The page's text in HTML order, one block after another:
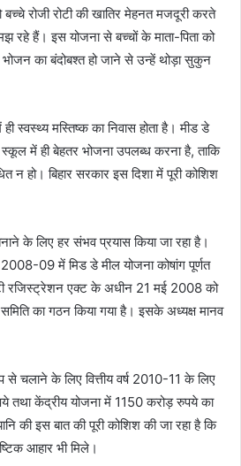
बच्चे रोजी रोटी की खातिर मेहनत मजदूरी करते
हैं। इस योजना से बच्चों के माता-पिता को
भोजन का बंदोबश्त हो जाने से उन्हें थोड़ा सुकुन
स्वस्थ्य मस्तिष्क का निवास होता है। मीड डे
स्कूल में ही बेहतर भोजना उपलब्ध करना है, ताकि
न हो। बिहार सरकार इस दिशा में पूरी कोशिश
के लिए हर संभव प्रयास किया जा रहा है।
2008-09 में मिड डे मील योजना कोषांग पूर्णत
रजिस्ट्रेशन एक्ट के अधीन 21 मई 2008 को
समिति का गठन किया गया है। इसके अध्यक्ष मानव
से चलाने के लिए वित्तीय वर्ष 2010-11 के लिए
तथा केंद्रीय योजना में 1150 करोड़ रुपये का
की इस बात की पूरी कोशिश की जा रहा है कि
आहार भी मिले।